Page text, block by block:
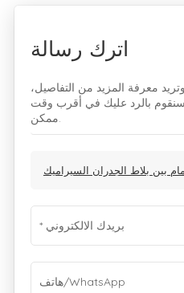
اترك رسالة
وتريد معرفة المزيد من التفاصيل،
بالرد عليك في أقرب وقت
ممكن.